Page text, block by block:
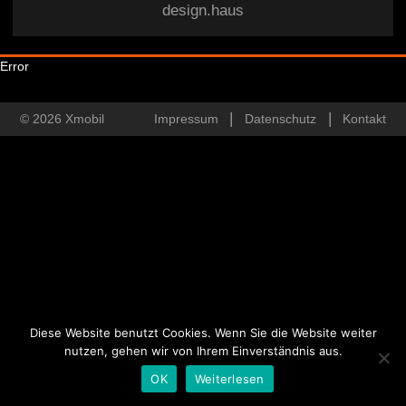
design.haus
Error
© 2026 Xmobil Impressum Datenschutz Kontakt
Diese Website benutzt Cookies. Wenn Sie die Website weiter
nutzen, gehen wir von Ihrem Einverständnis aus.
OK
Weiterlesen